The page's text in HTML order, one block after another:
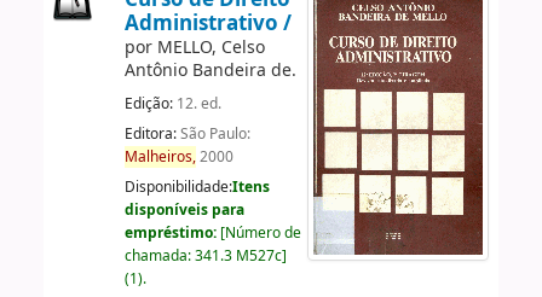
Administrativo /
por MELLO, Celso
Antônio Bandeira de.
Edição: 12. ed.
Editora:São Paulo:
Malheiros,2000
Disponibilidade:Itens
disponíveis para
empréstimo: [Número de
chamada:341.3 M527c]
(1).